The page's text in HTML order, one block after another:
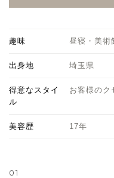
趣味 昼寝・美術
出身地 埼玉県
得意なスタイ
ル
お客様のク
美容歴 17年
01